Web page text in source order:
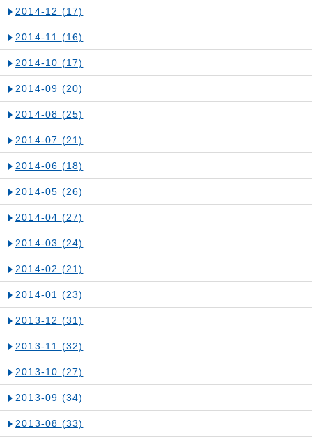
2014-12 (17)
2014-11 (16)
2014-10 (17)
2014-09 (20)
2014-08 (25)
2014-07 (21)
2014-06 (18)
2014-05 (26)
2014-04 (27)
2014-03 (24)
2014-02 (21)
2014-01 (23)
2013-12 (31)
2013-11 (32)
2013-10 (27)
2013-09 (34)
2013-08 (33)